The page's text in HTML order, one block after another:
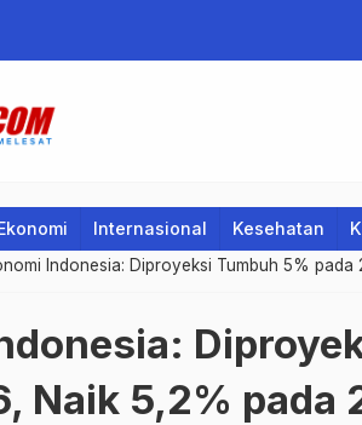
Internasional Kesehatan
Indonesia: Diproyeksi Tumbuh 5%
Naik 5,2% pada